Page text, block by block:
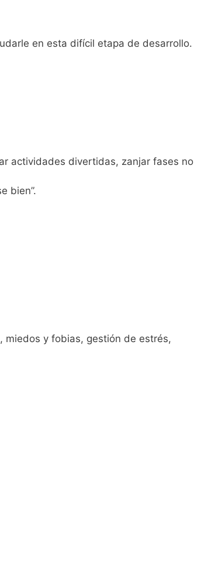
en esta difícil etapa de desarrollo.
actividades divertidas, zanjar fases no
bien”.
miedos y fobias, gestión de estrés,